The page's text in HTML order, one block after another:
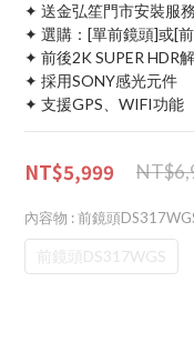
✦ 送金弘笙門市安裝服務
✦ 選購：[單前鏡頭]或[
✦ 前後2K SUPER HDR
✦ 採用SONY感光元件
✦ 支援GPS、WIFI功能
NT$5,999
內容物 : 前鏡頭
前鏡頭DS317WGS